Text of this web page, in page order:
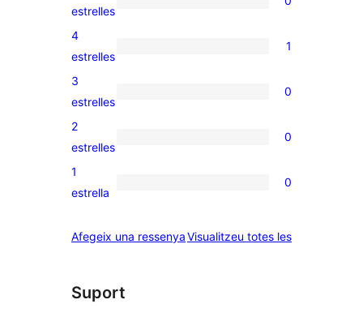
0
valoracions
de
estrelles
1
valoració
de
4
estrelles
1
0
valoracions
de
3
estrelles
0
0
valoracions
de
estrelles
2
estrelles
0
0
de
1
estrella
0
Afegeix una ressenyaVisualitzeu totes lesressenyes
Suport